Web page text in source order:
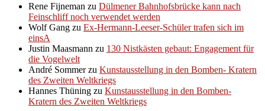
Rene Fijneman zu Dülmener Bahnhofsbrücke kann nach
Feinschliff noch verwendet werden
Wolf Gang zu Ex-Hermann-Leeser-Schüler trafen sich im
einsA
Justin Maasmann zu 130 Nistkästen gebaut: Engagement für
die Vogelwelt
André Sommerzu Kunstausstellung in den Bomben- Kratern
des Zweiten Weltkriegs
Hannes Thüning zu Kunstausstellung in den Bomben-
Kratern des Zweiten Weltkriegs